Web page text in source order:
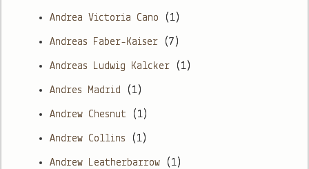
Andrea Victoria Cano (1)
Andreas Faber-Kaiser (7)
Andreas Ludwig Kalcker (1)
Andres Madrid (1)
Andrew Chesnut (1)
Andrew Collins (1)
Andrew Leatherbarrow (1)